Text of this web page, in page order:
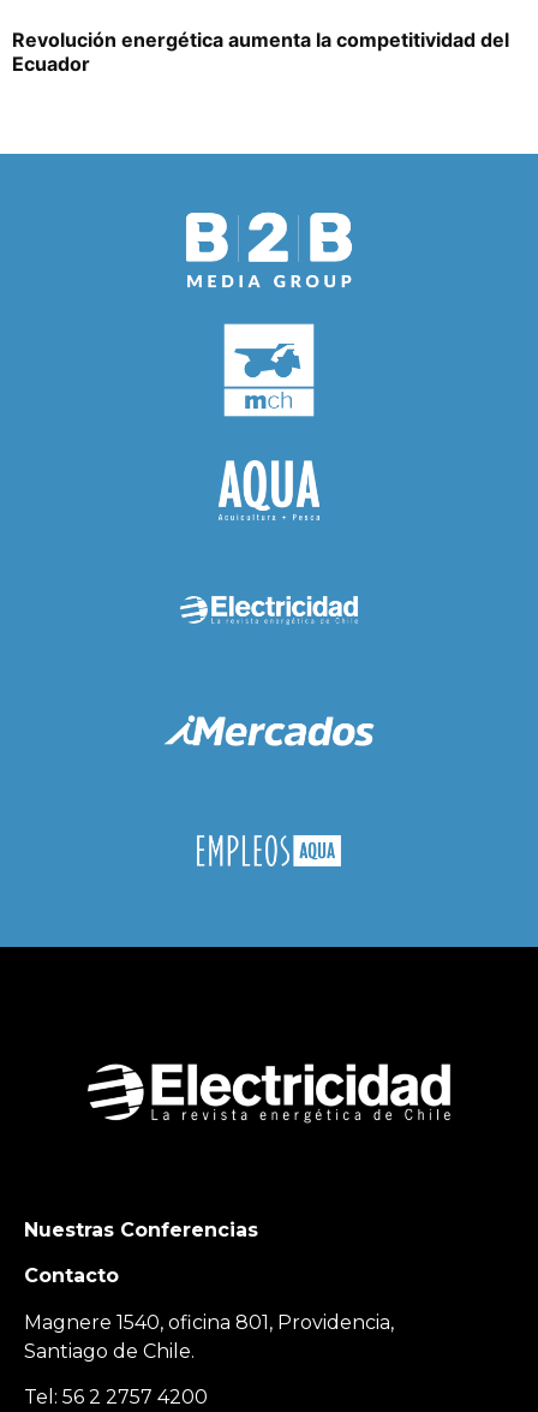
Revolución energética aumenta la competitividad del
Ecuador
Nuestras Conferencias
Contacto
Magnere 1540, oficina 801, Providencia,
Santiago de Chile.
Tel: 56 2 2757 4200